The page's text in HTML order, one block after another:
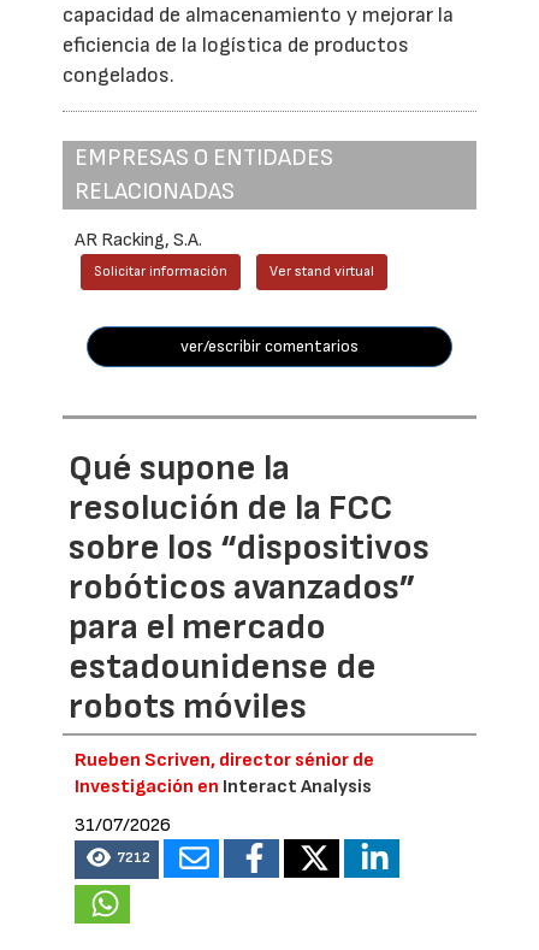
capacidad de almacenamiento y mejorar la
eficiencia de la logística de productos
congelados.
EMPRESAS O ENTIDADES
RELACIONADAS
AR Racking, S.A.
Solicitar información Ver stand virtual
ver/escribir comentarios
Qué supone la
resolución de la FCC
sobre los “dispositivos
robóticos avanzados”
para el mercado
estadounidense de
robots móviles
Rueben Scriven, director sénior de
Investigación en Interact Analysis
31/07/2026
7212